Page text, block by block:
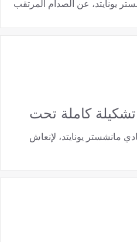
يونايتد، عن الصدام المرتقب
تشكيلة كاملة تحت
مانشستر يونايتد، لإنعاش